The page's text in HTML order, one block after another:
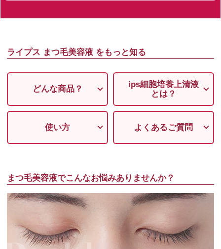
ライプス まつ毛美容液 をもっと知る
どんな商品？
ips細胞培養上清液
とは？
使い方 よくあるご質問
まつ毛美容液でこんなお悩みありませんか？